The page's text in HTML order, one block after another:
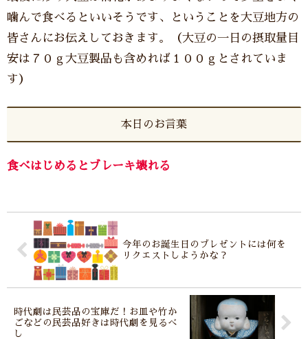
噛んで食べるといいそうです、ということを大豆地方の
皆さんにお伝えしておきます。（大豆の一日の摂取量目
安は７０ｇ大豆製品も含めれば１００ｇとされていま
す）
本日のお言葉
食べはじめるとブレーキ壊れる
今年のお誕生日のプレゼントには何を
リクエストしようかな？
時代劇は民芸品の宝庫だ！お皿や竹か
ごなどの民芸品好きは時代劇を見るべ
し